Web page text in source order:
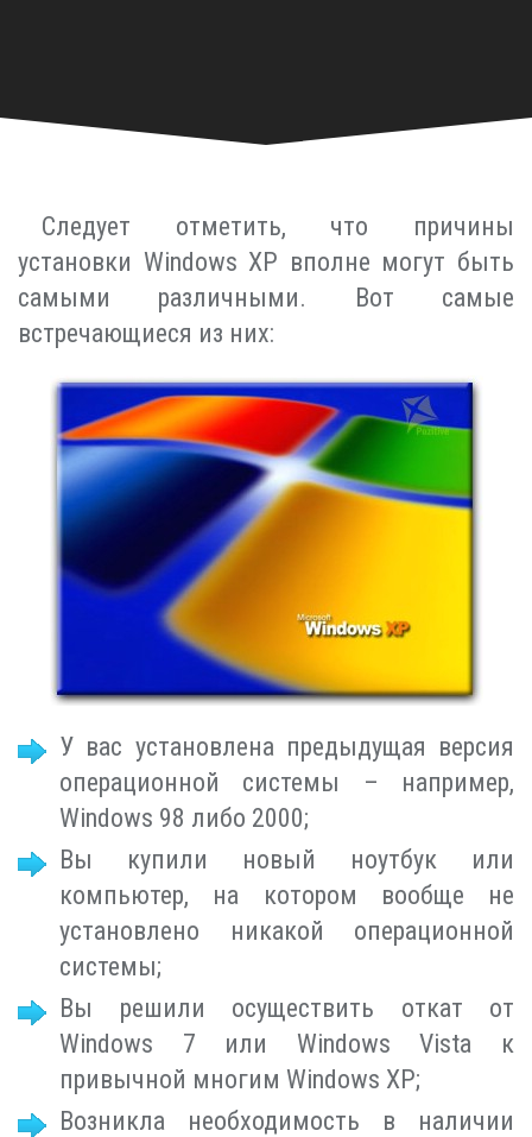
Следует отметить, что причины
установки Windows XP вполне могут быть
самыми различными. Вот самые
встречающиеся из них:
У вас установлена предыдущая версия
операционной системы – например,
Windows 98 либо 2000;
Вы купили новый ноутбук или
компьютер, на котором вообще не
установлено никакой операционной
системы;
Вы решили осуществить откат от
Windows 7 или Windows Vista к
привычной многим Windows XP;
Возникла необходимость в наличии